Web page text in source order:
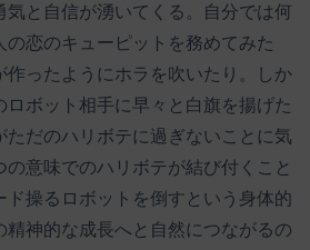
気と自信が湧いてくる。自分では何
の恋のキューピットを務めてみた
作ったようにホラを吹いたり。しか
ロボット相手に早々と白旗を揚げた
ただのハリボテに過ぎないことに気
意味でのハリボテが結び付くこと
ド操るロボットを倒すという身体的
精神的な成長へと自然につながるの